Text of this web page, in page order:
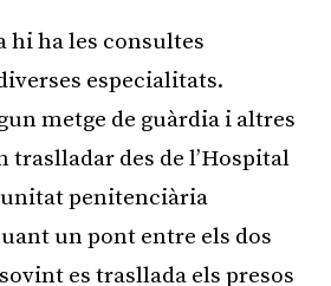
hi ha les consultes
especialitats.
metge de guàrdia i altres
traslladar des de l’Hospital
unitat penitenciària
un pont entre els dos
es trasllada els presos